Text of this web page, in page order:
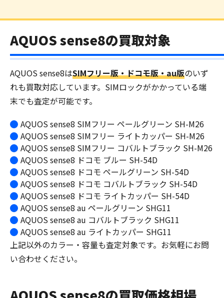
AQUOS sense8の買取対象
AQUOS sense8はSIMフリー版・ドコモ版・au版のいず
れも買取対応しています。SIMロックがかかっている端
末でも査定が可能です。
AQUOS sense8 SIMフリー ペールグリーン SH-M26
AQUOS sense8 SIMフリー ライトカッパー SH-M26
AQUOS sense8 SIMフリー コバルトブラック SH-M26
AQUOS sense8 ドコモ ブルー SH-54D
AQUOS sense8 ドコモ ペールグリーン SH-54D
AQUOS sense8 ドコモ コバルトブラック SH-54D
AQUOS sense8 ドコモ ライトカッパー SH-54D
AQUOS sense8 au ペールグリーン SHG11
AQUOS sense8 au コバルトブラック SHG11
AQUOS sense8 au ライトカッパー SHG11
上記以外のカラー・容量も査定対象です。お気軽にお問
い合わせください。